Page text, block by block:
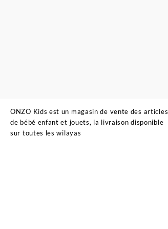
ONZO Kids est un magasin de vente des articles
de bébé enfant et jouets, la livraison disponible
sur toutes les wilayas